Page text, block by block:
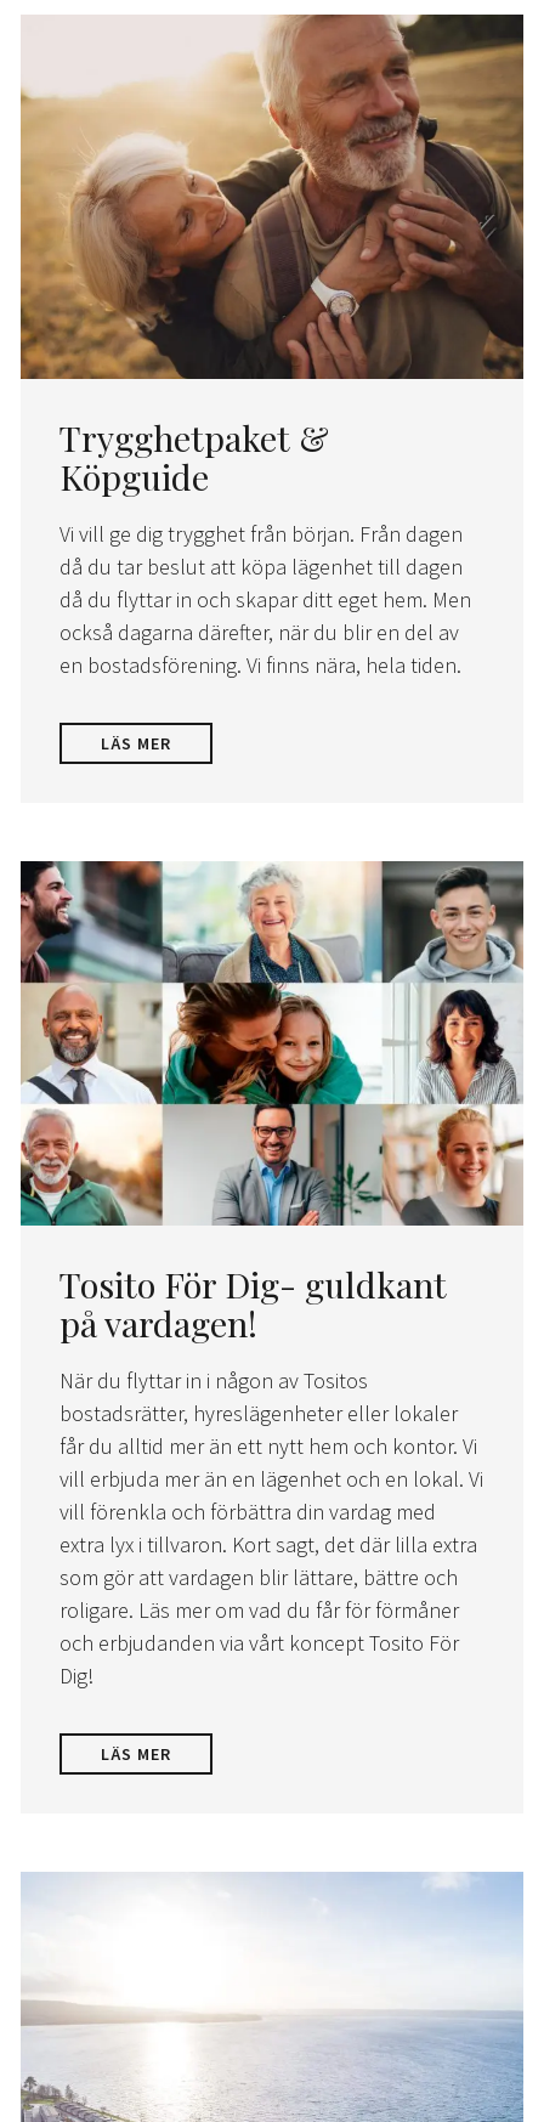
Trygghetpaket &
Köpguide
Vi vill ge dig trygghet från början. Från dagen
då du tar beslut att köpa lägenhet till dagen
då du flyttar in och skapar ditt eget hem. Men
också dagarna därefter, när du blir en del av
en bostadsförening. Vi finns nära, hela tiden.
LÄS MER
Tosito För Dig- guldkant
på vardagen!
När du flyttar in i någon av Tositos
bostadsrätter, hyreslägenheter eller lokaler
får du alltid mer än ett nytt hem och kontor. Vi
vill erbjuda mer än en lägenhet och en lokal. Vi
vill förenkla och förbättra din vardag med
extra lyx i tillvaron. Kort sagt, det där lilla extra
som gör att vardagen blir lättare, bättre och
roligare. Läs mer om vad du får för förmåner
och erbjudanden via vårt koncept Tosito För
Dig!
LÄS MER